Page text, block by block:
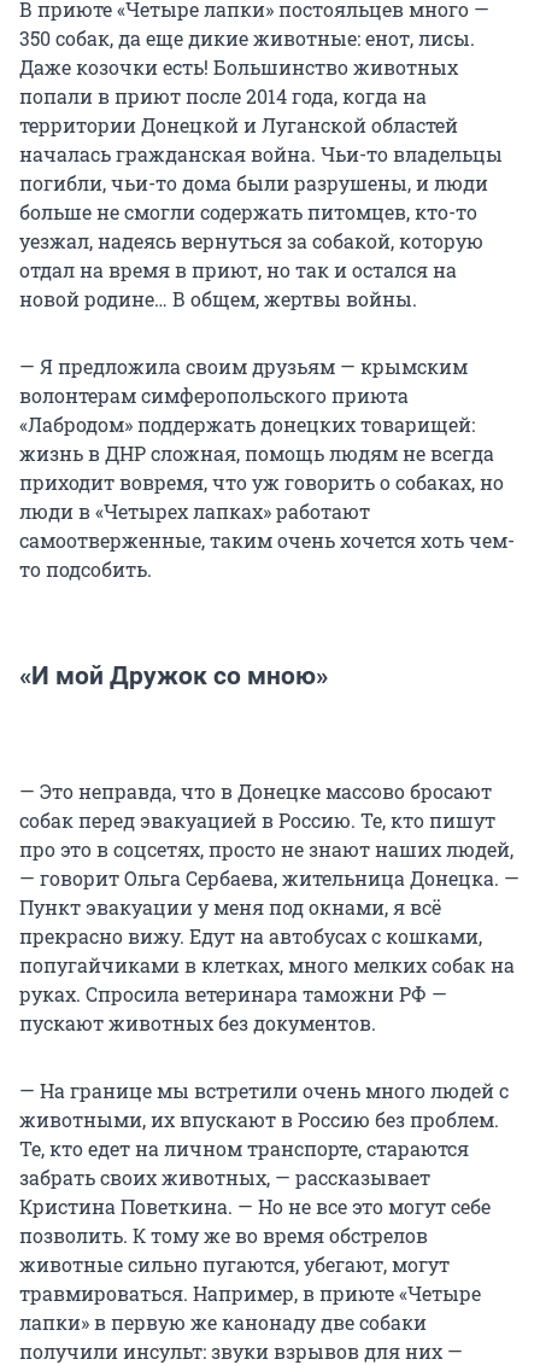
В приюте «Четыре лапки» постояльцев много —
350 собак, да еще дикие животные: енот, лисы.
Даже козочки есть! Большинство животных
попали в приют после 2014 года, когда на
территории Донецкой и Луганской областей
началась гражданская война. Чьи-то владельцы
погибли, чьи-то дома были разрушены, и люди
больше не смогли содержать питомцев, кто-то
уезжал, надеясь вернуться за собакой, которую
отдал на время в приют, но так и остался на
новой родине… В общем, жертвы войны.
— Я предложила своим друзьям — крымским
волонтерам симферопольского приюта
«Лабродом» поддержать донецких товарищей:
жизнь в ДНР сложная, помощь людям не всегда
приходит вовремя, что уж говорить о собаках, но
люди в «Четырех лапках» работают
самоотверженные, таким очень хочется хоть чем-
то подсобить.
«И мой Дружок со мною»
— Это неправда, что в Донецке массово бросают
собак перед эвакуацией в Россию. Те, кто пишут
про это в соцсетях, просто не знают наших людей,
— говорит Ольга Сербаева, жительница Донецка. —
Пункт эвакуации у меня под окнами, я всё
прекрасно вижу. Едут на автобусах с кошками,
попугайчиками в клетках, много мелких собак на
руках. Спросила ветеринара таможни РФ —
пускают животных без документов.
— На границе мы встретили очень много людей с
животными, их впускают в Россию без проблем.
Те, кто едет на личном транспорте, стараются
забрать своих животных, — рассказывает
Кристина Поветкина. — Но не все это могут себе
позволить. К тому же во время обстрелов
животные сильно пугаются, убегают, могут
травмироваться. Например, в приюте «Четыре
лапки» в первую же канонаду две собаки
получили инсульт: звуки взрывов для них —